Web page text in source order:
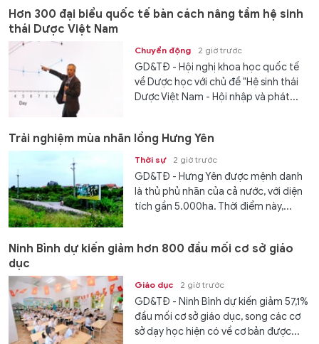
Hơn 300 đại biểu quốc tế bàn cách nâng tầm hệ sinh
thái Dược Việt Nam
Chuyển động 2 giờ trước
GD&TĐ - Hội nghị khoa học quốc tế
về Dược học với chủ đề "Hệ sinh thái
Dược Việt Nam - Hội nhập và phát...
Trải nghiệm mùa nhãn lồng Hưng Yên
Thời sự 2 giờ trước
GD&TĐ - Hưng Yên được mệnh danh
là thủ phủ nhãn của cả nước, với diện
tích gần 5.000ha. Thời điểm này,...
Ninh Bình dự kiến giảm hơn 800 đầu mối cơ sở giáo
dục
Giáo dục 2 giờ trước
GD&TĐ - Ninh Bình dự kiến giảm 57,1%
đầu mối cơ sở giáo dục, song các cơ
sở dạy học hiện có về cơ bản được...